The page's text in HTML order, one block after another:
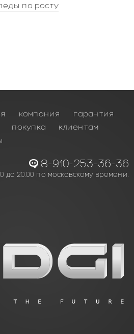
по росту
компания
гарантия
покупка
клиентам
8-910-253-36-36
до 20.00 по московскому времени.